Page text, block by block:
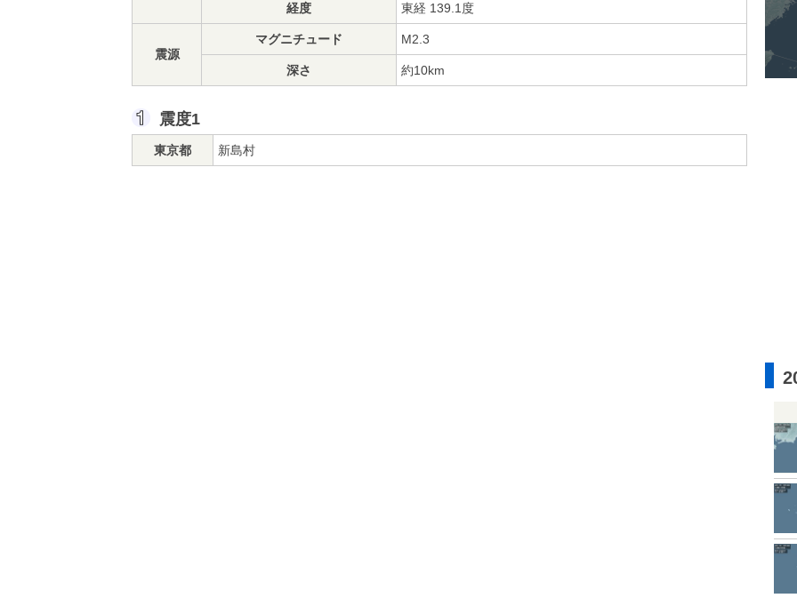
経度 東経 139.1度
震源
マグニチュード M2.3
深さ 約10km
震度1
東京都 新島村